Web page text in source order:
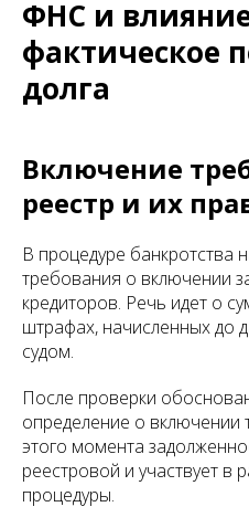
ФНС и
фактическое
долга
Включение
реестр и их
В процедуре банкротства
требования о включении
кредиторов. Речь идет о
штрафах, начисленных до
судом.
После проверки
определение о включении
этого момента
реестровой и участвует в
процедуры.